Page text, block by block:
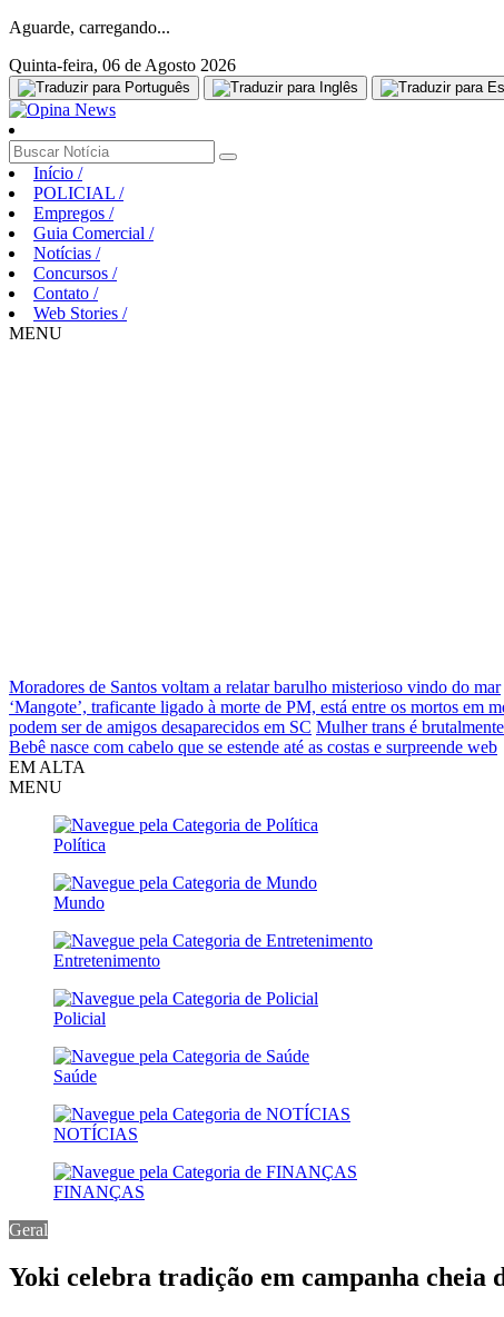
Aguarde, carregando...
Quinta-feira, 06 de Agosto 2026
Início /
POLICIAL /
Empregos /
Guia Comercial /
Notícias /
Concursos /
Contato /
Web Stories /
MENU
Moradores de Santos voltam a relatar barulho misterioso vindo do mar
‘Mangote’, traficante ligado à morte de PM, está entre os mortos em
podem ser de amigos desaparecidos em SC Mulher trans é
Bebê nasce com cabelo que se estende até as costas e surpreende web
EM ALTA
MENU
Política
Mundo
Entretenimento
Policial
Saúde
NOTÍCIAS
FINANÇAS
Geral
Yoki celebra tradição em campanha cheia